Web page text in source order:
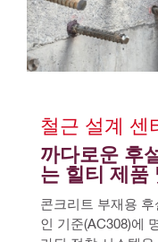
철근 설계 센
까다로운 후
는 힐티 제품
콘크리트 부재용
인 기준(AC308)에